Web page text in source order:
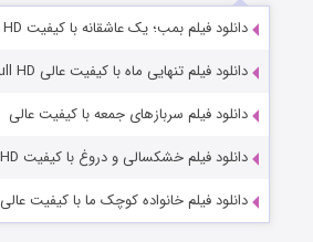
دانلود فیلم بمب؛ یک عاشقانه با کیفیت Full HD
دانلود فیلم تنهایی ماه با کیفیت عالی Full HD
دانلود فیلم سربازهای جمعه با کیفیت عالی
دانلود فیلم خشکسالی و دروغ با کیفیت HD
دانلود فیلم خانواده کوچک ما با کیفیت عالی